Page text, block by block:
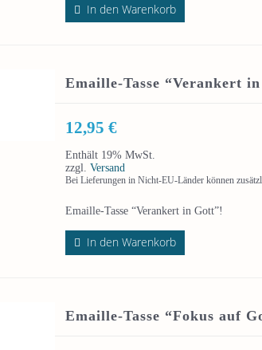
In den Warenkorb
Emaille-Tasse “Verankert
12,95 €
Enthält 19% MwSt.
zzgl. Versand
Bei Lieferungen in Nicht-EU-Länder können
Emaille-Tasse “Verankert in Gott”!
In den Warenkorb
Emaille-Tasse “Fokus auf